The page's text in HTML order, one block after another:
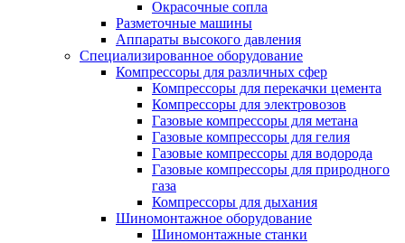
Окрасочные сопла
Разметочные машины
Аппараты высокого давления
Специализированное оборудование
Компрессоры для различных сфер
Компрессоры для перекачки цемента
Компрессоры для электровозов
Газовые компрессоры для метана
Газовые компрессоры для гелия
Газовые компрессоры для водорода
Газовые компрессоры для природного
газа
Компрессоры для дыхания
Шиномонтажное оборудование
Шиномонтажные станки